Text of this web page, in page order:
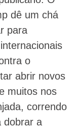
dê um chá
para
o
abrir novos
muitos nos
correndo
dobrar a